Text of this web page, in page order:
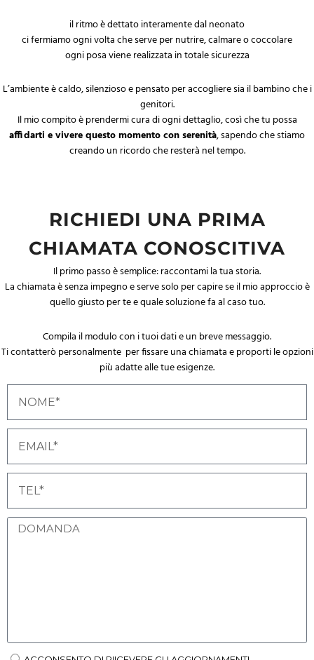
il ritmo è dettato interamente dal neonato
ci fermiamo ogni volta che serve per nutrire, calmare o coccolare
ogni posa viene realizzata in totale sicurezza
L’ambiente è caldo, silenzioso e pensato per accogliere sia il bambino che i
genitori.
Il mio compito è prendermi cura di ogni dettaglio, così che tu possa
affidarti e vivere questo momento con serenità, sapendo che stiamo
creando un ricordo che resterà nel tempo.
RICHIEDI UNA PRIMA
CHIAMATA CONOSCITIVA
Il primo passo è semplice: raccontami la tua storia.
La chiamata è senza impegno e serve solo per capire se il mio approccio è
quello giusto per te e quale soluzione fa al caso tuo.
Compila il modulo con i tuoi dati e un breve messaggio.
Ti contatterò personalmente per fissare una chiamata e proporti le opzioni
più adatte alle tue esigenze.